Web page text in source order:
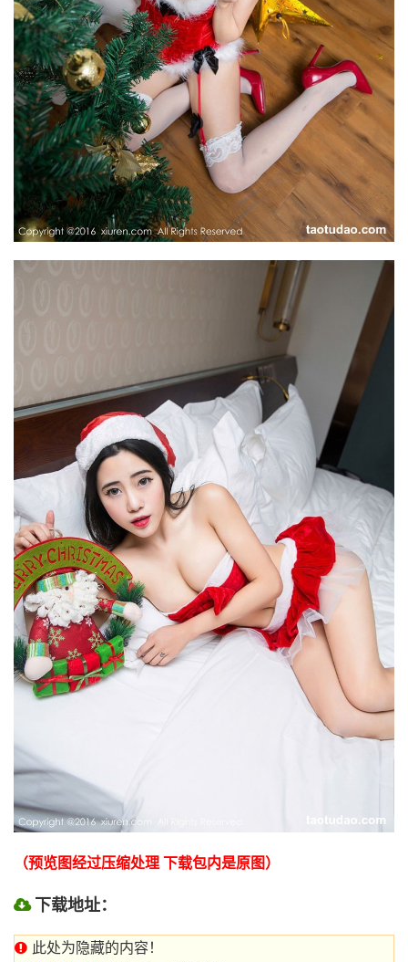
（预览图经过压缩处理 下载包内是原图）
下载地址：
此处为隐藏的内容！